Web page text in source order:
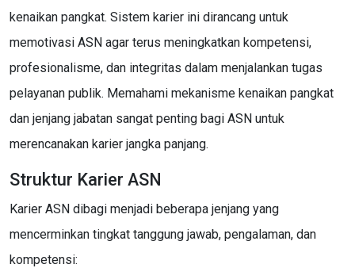
kenaikan pangkat. Sistem karier ini dirancang untuk
memotivasi ASN agar terus meningkatkan kompetensi,
profesionalisme, dan integritas dalam menjalankan tugas
pelayanan publik. Memahami mekanisme kenaikan pangkat
dan jenjang jabatan sangat penting bagi ASN untuk
merencanakan karier jangka panjang.
Struktur Karier ASN
Karier ASN dibagi menjadi beberapa jenjang yang
mencerminkan tingkat tanggung jawab, pengalaman, dan
kompetensi: